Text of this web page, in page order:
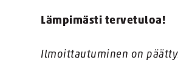
Lämpimästi tervetuloa!
Ilmoittautuminen on